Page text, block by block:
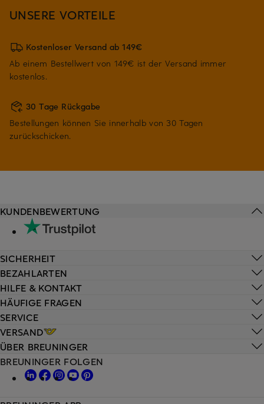
UNSERE VORTEILE
Kostenloser Versand ab 149€
Ab einem Bestellwert von 149€ ist der Versand immer
kostenlos.
30 Tage Rückgabe
Bestellungen können Sie innerhalb von 30 Tagen
zurückschicken.
HILFE & KONTAKT
HÄUFIGE FRAGEN
SERVICE
VERSAND
KUNDENBEWERTUNG
SICHERHEIT
BEZAHLARTEN
ÜBER BREUNINGER
BREUNINGER FOLGEN